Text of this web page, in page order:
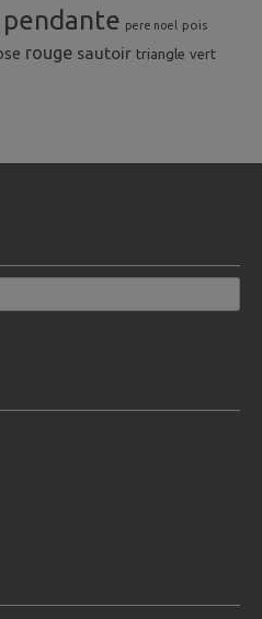
pendante pere noel pois
rouge sautoir triangle vert